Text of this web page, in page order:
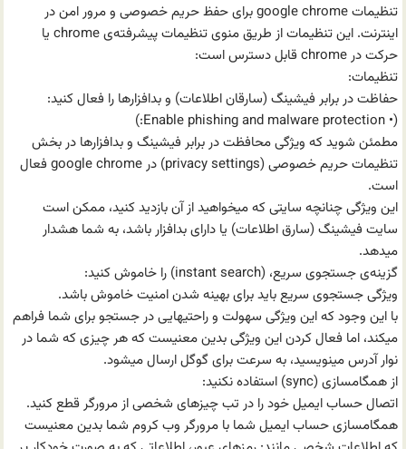
تنظیمات google chrome برای حفظ حریم خصوصی و مرور امن در
اینترنت. این تنظیمات از طریق منوی تنظیمات پیشرفته‌ی chrome یا
حرکت در chrome قابل دسترس است:
تنظیمات:
حفاظت در برابر فیشینگ (سارقان اطلاعات) و بد‌افزارها را فعال کنید:
(• Enable phishing and malware protection:)
مطمئن شوید که ویژگی محافظت در برابر فیشینگ و بد‌افزارها در بخش
تنظیمات حریم خصوصی (privacy settings) در google chrome فعال
است.
این ویژگی چنانچه سایتی که میخواهید از آن بازدید کنید، ممکن است
سایت فیشینگ (سارق اطلاعات) یا دارای بد‌افزار باشد، به شما هشدار
میدهد.
گزینه‌ی جستجوی سریع، (instant search) را خاموش کنید:
ویژگی جستجوی سریع باید برای بهینه شدن امنیت خاموش باشد.
با این وجود که این ویژگی سهولت و راحتیهایی در جستجو برای شما فراهم
میکند، اما فعال کردن این ویژگی بدین معنیست که هر چیزی که شما در
نوار آدرس مینویسید، به سرعت برای گوگل ارسال میشود.
از همگامسازی (sync) استفاده نکنید:
اتصال حساب ایمیل خود را در تب چیزهای شخصی از مرورگر قطع کنید.
همگامسازی حساب ایمیل شما با مرورگر وب کروم شما بدین معنیست